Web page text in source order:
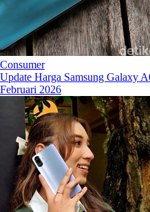
Consumer
Update Harga Samsung Galaxy
Februari 2026